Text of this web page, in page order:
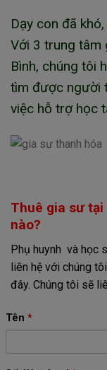
Dạy con đã
Với 3 trung tâm
Bình, chúng tôi
tìm được người
việc hỗ trợ học
Thuê gia sư tại
nào?
Phụ huynh và học
liên hệ với chúng
đây. Chúng tôi sẽ
Tên *